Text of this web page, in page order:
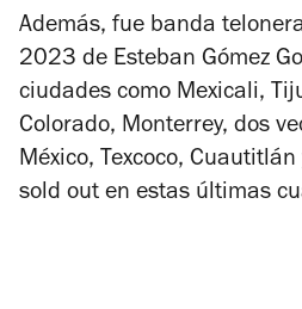
Además, fue banda
2023 de Esteban Gómez
ciudades como Mexicali,
Colorado, Monterrey, dos
México, Texcoco,
sold out en estas últimas